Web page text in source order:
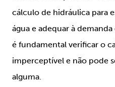
cálculo de hidráulica para
água e adequar à
é fundamental verificar o
imperceptível e não pode
alguma.